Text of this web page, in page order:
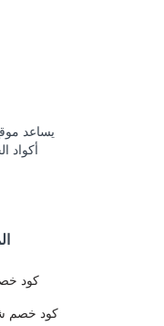
يساعد
أكواد
كود
كود خصم